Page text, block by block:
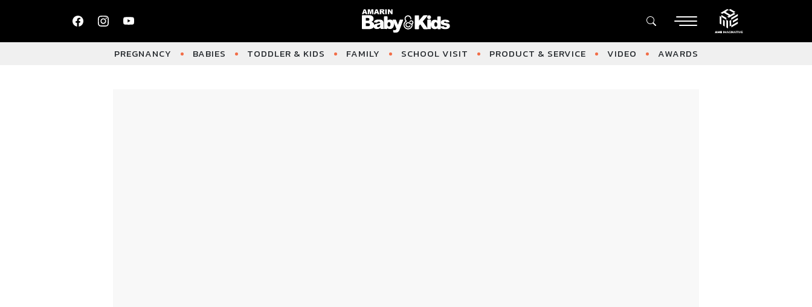
PREGNANCY BABIES TODDLER & KIDS FAMILY SCHOOL VISIT PRODUCT & SERVICE VIDEO AWARDS